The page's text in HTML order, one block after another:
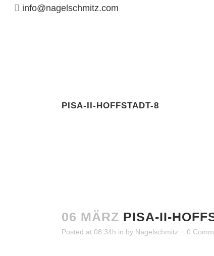
info@nagelschmitz.com
PISA-II-HOFFSTADT-8
06 MÄRZ PISA-II-
Posted at 08:34h in by Nagelschmitz 0